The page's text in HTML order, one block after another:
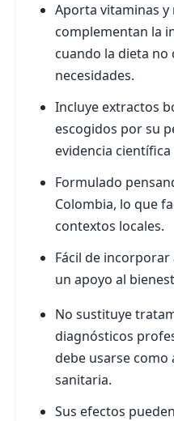
Aporta vitaminas y
complementan la
cuando la dieta no
necesidades.
Incluye extractos
escogidos por su
evidencia
Formulado
Colombia, lo que
contextos locales.
Fácil de
un apoyo al
No sustituye
diagnósticos
debe usarse como
sanitaria.
Sus efectos